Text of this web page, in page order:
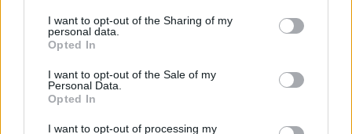
not limited to your visit or usage behaviour. You may click to
grant or deny consent to Google and its third-party tags to
use your data for below specified purposes in below Google
consent section.
I want to opt-out of the Sharing of my
personal data.
Opted In
I want to opt-out of the Sale of my
Personal Data.
Opted In
I want to opt-out of processing my
Rövid idő alatt számos vállalkozás jelezte, hogy segítene
azoknak a munkavállalóknak, akik a tószegi kerékpárgyár
bezárása...